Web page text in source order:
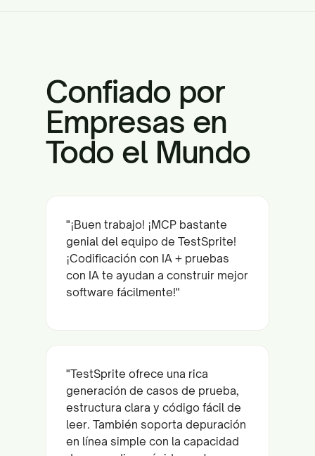
Confiado por
Empresas en
Todo el Mundo
"¡Buen trabajo! ¡MCP bastante
genial del equipo de TestSprite!
¡Codificación con IA + pruebas
con IA te ayudan a construir mejor
software fácilmente!"
"TestSprite ofrece una rica
generación de casos de prueba,
estructura clara y código fácil de
leer. También soporta depuración
en línea simple con la capacidad